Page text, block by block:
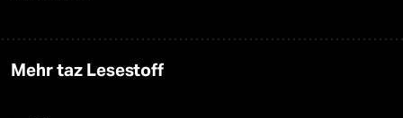
Mehr taz Lesestoff